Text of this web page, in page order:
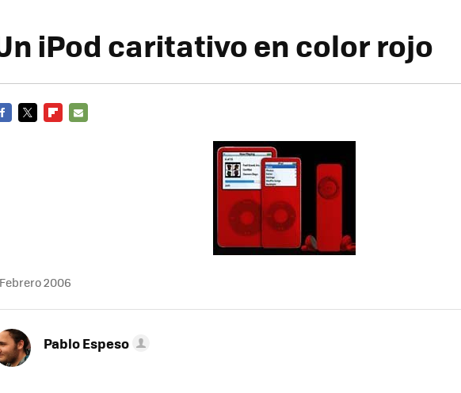
iPod caritativo en color rojo
2006
Pablo Espeso